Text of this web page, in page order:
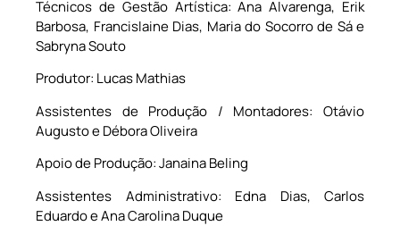
Técnicos de Gestão Artística: Ana Alvarenga, Erik
Barbosa, Francislaine Dias, Maria do Socorro de Sá e
Sabryna Souto
Produtor: Lucas Mathias
Assistentes de Produção / Montadores: Otávio
Augusto e Débora Oliveira
Apoio de Produção: Janaina Beling
Assistentes Administrativo: Edna Dias, Carlos
Eduardo e Ana Carolina Duque